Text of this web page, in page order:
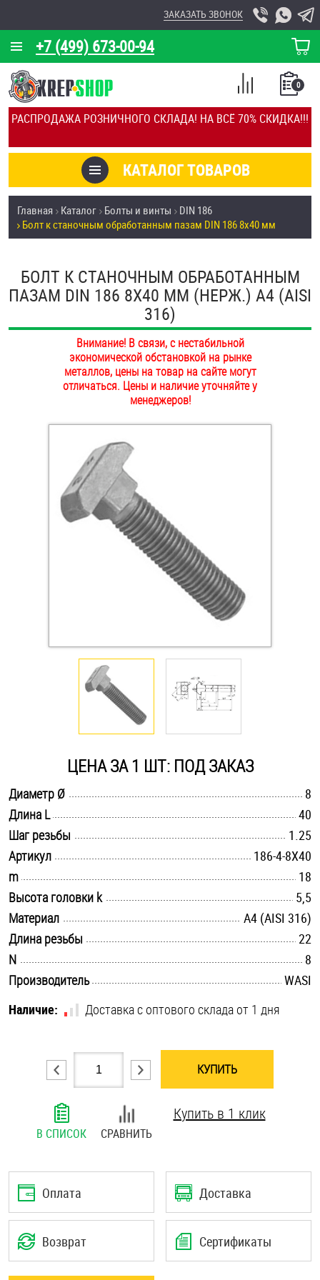
РАСПРОДАЖА РОЗНИЧНОГО СКЛАДА! НА ВСЁ 70% СКИДКА!!!
+7 (499) 673-00-94
ЗАКАЗАТЬ ЗВОНОК
КОРЗИНА
О КОМПАНИИ
КАЛЬКУЛЯТОР
ОТЗЫВЫ
УСЛУГИ
СКИДКИ
ОПТ
ПОКУПАТЕЛЯМ
ОПЛАТА И ДОСТАВКА
НАШИ МАГАЗИНЫ
КАТАЛОГ ТОВАРОВ
0
СПИСОК
СРАВНЕНИЕ
Товары со скидкой
Анкеры
Антивандальный крепёж, инструмент
Дюймовый крепёж
Заклепки (Гайки-Заклепки)
Крюки, кольца с метрической резьбой
Крюки, кольца с шурупной резьбой
Оснастка и аксессуары для яхт
Стопорные кольца
Такелаж
Хомуты
Шайбы
Шпильки
Шплинты
Штифты и пальцы
Главная Каталог Болты и винты
DIN 186
Болт к станочным обработанным пазам DIN 186 8х40 мм
БОЛТ К СТАНОЧНЫМ ОБРАБОТАННЫМ
ПАЗАМ DIN 186 8Х40 ММ (НЕРЖ.) A4 (AISI
316)
Внимание! В связи, с нестабильной
экономической обстановкой на рынке
металлов, цены на товар на сайте могут
отличаться. Цены и наличие уточняйте у
менеджеров!
ЦЕНА ЗА 1 ШТ: ПОД ЗАКАЗ
Диаметр Ø
8
Длина L
40
Шаг резьбы
1.25
Артикул
186-4-8X40
m
18
Высота головки k
5,5
Материал
A4 (AISI 316)
Длина резьбы
22
N
8
Производитель
WASI
Наличие:
Доставка с оптового склада от 1 дня
КУПИТЬ
В СПИСОК СРАВНИТЬ
Купить в 1 клик
Оплата Доставка
Возврат Сертификаты